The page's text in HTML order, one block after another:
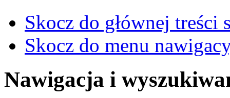
Skocz do głównej treści
Skocz do menu
Nawigacja i